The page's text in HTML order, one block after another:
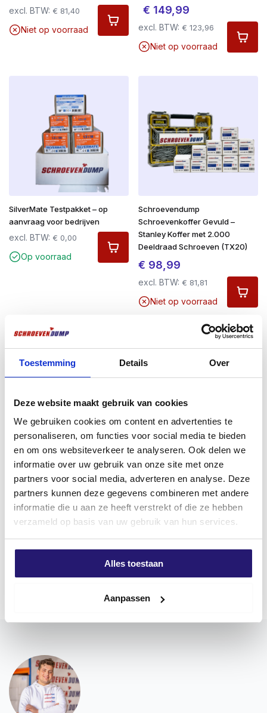
Toestemming Details Over
Deze website maakt gebruik van cookies
We gebruiken cookies om content en advertenties te
personaliseren, om functies voor social media te bieden
en om ons websiteverkeer te analyseren. Ook delen we
informatie over uw gebruik van onze site met onze
partners voor social media, adverteren en analyse. Deze
partners kunnen deze gegevens combineren met andere
informatie die u aan ze heeft verstrekt of die ze hebben
verzameld op basis van uw gebruik van hun services.
Alles toestaan
Aanpassen
prijs
was:
prijs
€ 98,50.
excl. BTW: € 81,40
Niet op voorraad
prijs
was:
€ 159,99.
€ 149,99
prijs
is:
excl. BTW: € 123,96
Niet op voorraad
SilverMate Testpakket – op
aanvraag voor bedrijven
excl. BTW: € 0,00
Op voorraad
Schroevendump
Schroevenkoffer Gevuld –
Stanley Koffer met 2.000
Deeldraad Schroeven (TX20)
€ 98,99
excl. BTW: € 81,81
Niet op voorraad
Silvermate Schroevenkoffer
Gevuld – Stanley Koffer met
2.000 Deeldraad Schroeven
€129,99
excl. BTW:€107,43